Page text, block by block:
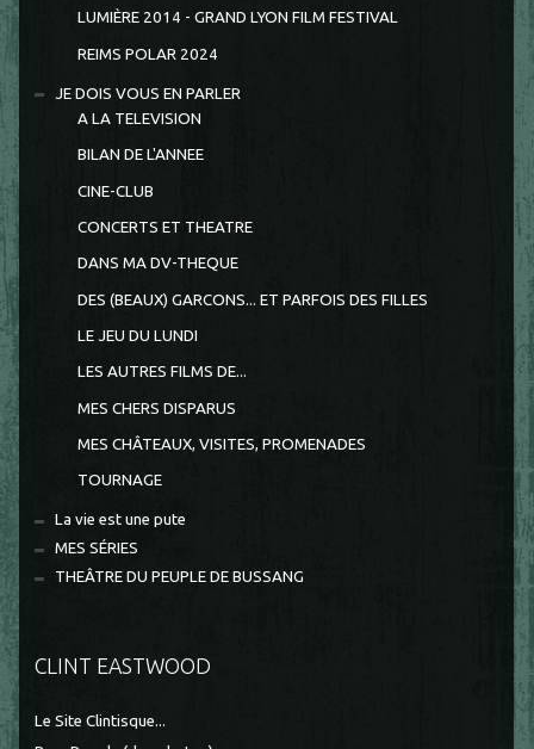
LUMIÈRE 2014 - GRAND LYON FILM FESTIVAL
REIMS POLAR 2024
JE DOIS VOUS EN PARLER
A LA TELEVISION
BILAN DE L'ANNEE
CINE-CLUB
CONCERTS ET THEATRE
DANS MA DV-THEQUE
DES (BEAUX) GARCONS... ET PARFOIS DES FILLES
LE JEU DU LUNDI
LES AUTRES FILMS DE...
MES CHERS DISPARUS
MES CHÂTEAUX, VISITES, PROMENADES
TOURNAGE
La vie est une pute
MES SÉRIES
THEÂTRE DU PEUPLE DE BUSSANG
CLINT EASTWOOD
Le Site Clintisque...